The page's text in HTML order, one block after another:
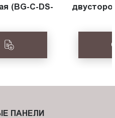
(BG-C-DS-
ПАНЕЛИ